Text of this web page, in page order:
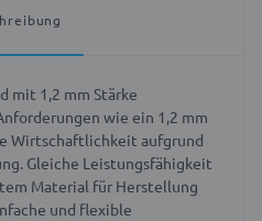
mit 1,2 mm Stärke
wie ein 1,2 mm
Wirtschaftlichkeit aufgrund
Gleiche Leistungsfähigkeit
Material für Herstellung
und flexible